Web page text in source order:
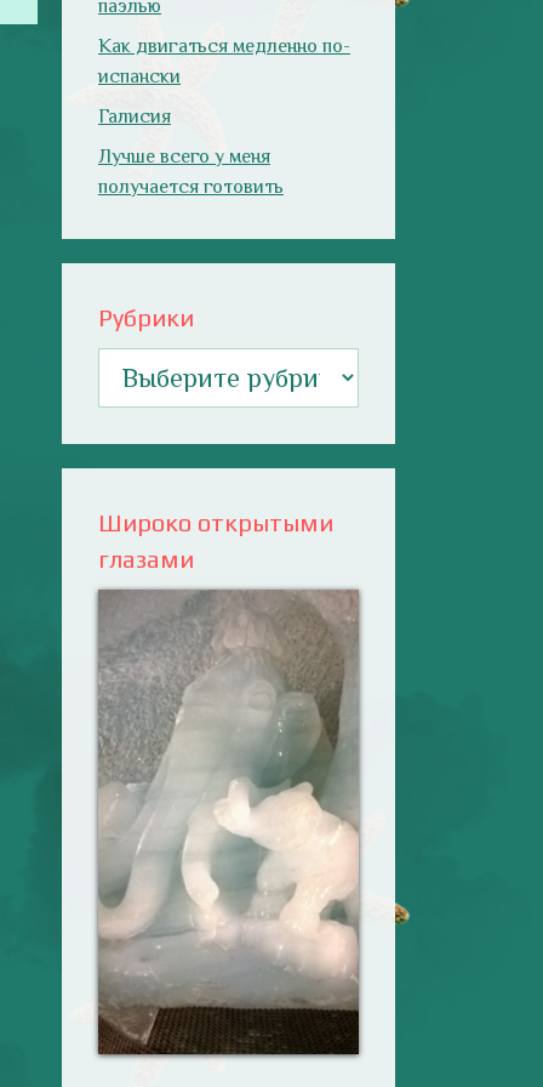
паэлью
Как двигаться медленно по-
испански
Галисия
Лучше всего у меня
получается готовить
Рубрики
Широко открытыми
глазами
Ваш английский
здесь! Интерактивные